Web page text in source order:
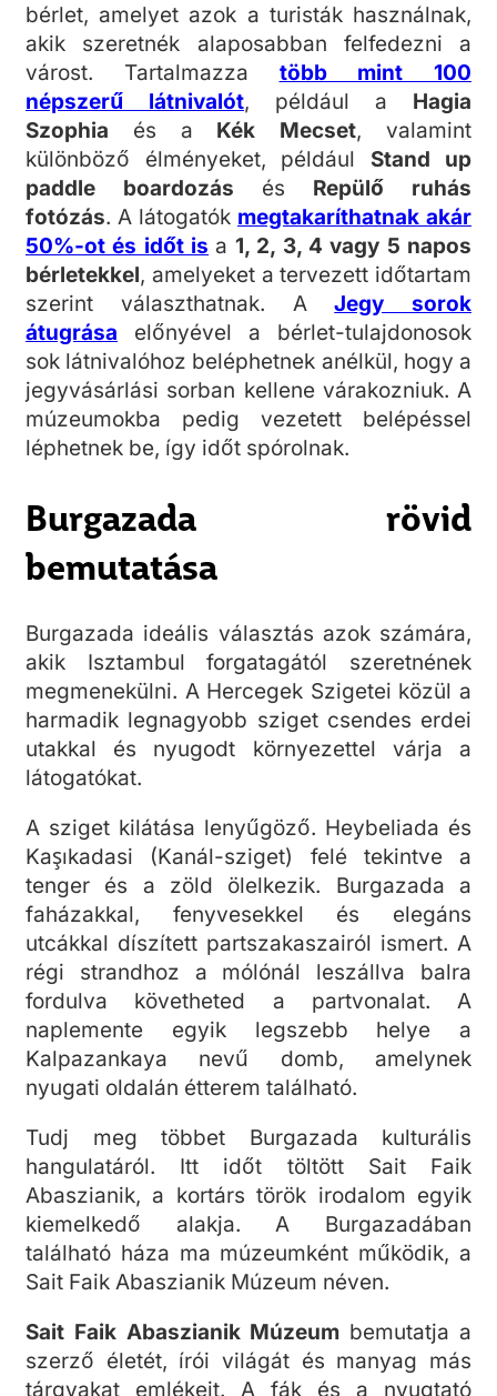
bérlet, amelyet azok a turisták használnak,
akik szeretnék alaposabban felfedezni a
várost. Tartalmazza több mint 100
népszerű látnivalót, például a Hagia
Szophia és a Kék Mecset, valamint
különböző élményeket, például Stand up
paddle boardozás és Repülő ruhás
fotózás. A látogatók megtakaríthatnak akár
50%-ot és időt is a 1, 2, 3, 4 vagy 5 napos
bérletekkel, amelyeket a tervezett időtartam
szerint választhatnak. AJegy sorok
átugrása előnyével a bérlet-tulajdonosok
sok látnivalóhoz beléphetnek anélkül, hogy a
jegyvásárlási sorban kellene várakozniuk. A
múzeumokba pedig vezetett belépéssel
léphetnek be, így időt spórolnak.
Burgazada rövid
bemutatása
Burgazada ideális választás azok számára,
akik Isztambul forgatagától szeretnének
megmenekülni. A Hercegek Szigetei közül a
harmadik legnagyobb sziget csendes erdei
utakkal és nyugodt környezettel várja a
látogatókat.
A sziget kilátása lenyűgöző. Heybeliada és
Kaşıkadasi (Kanál-sziget) felé tekintve a
tenger és a zöld ölelkezik. Burgazada a
faházakkal, fenyvesekkel és elegáns
utcákkal díszített partszakaszairól ismert. A
régi strandhoz a mólónál leszállva balra
fordulva követheted a partvonalat. A
naplemente egyik legszebb helye a
Kalpazankaya nevű domb, amelynek
nyugati oldalán étterem található.
Tudj meg többet Burgazada kulturális
hangulatáról. Itt időt töltött Sait Faik
Abaszianik, a kortárs török irodalom egyik
kiemelkedő alakja. A Burgazadában
található háza ma múzeumként működik, a
Sait Faik Abaszianik Múzeum néven.
Sait Faik Abaszianik Múzeum bemutatja a
szerző életét, írói világát és manyag más
tárgyakat emlékeit. A fák és a nyugtató